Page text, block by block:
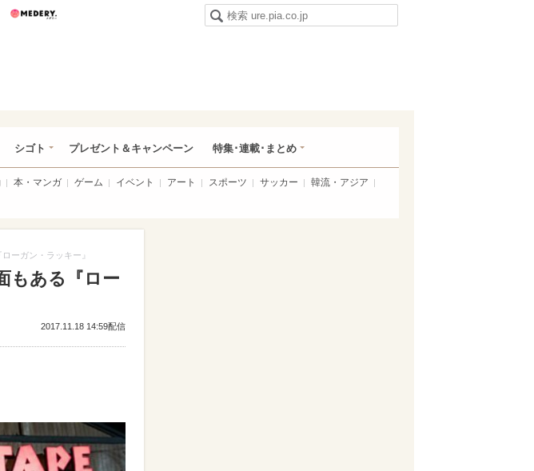
うまい肉
シゴト プレゼント＆キャンペーン 特集･連載･まとめ
本・マンガ ゲーム イベント アート スポーツ サッカー
韓流・アジア
ーガン・ラッキー』
もある『ロー
2017.11.18 14:59配信